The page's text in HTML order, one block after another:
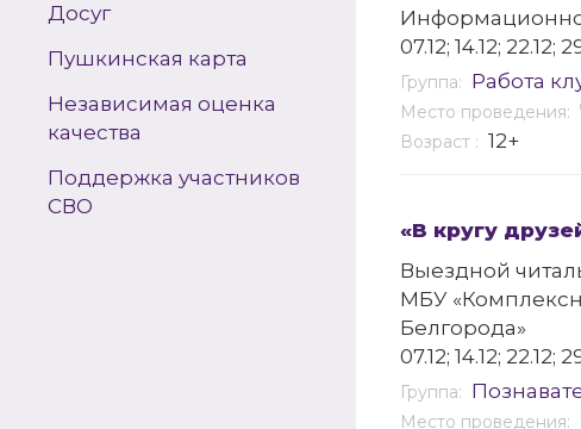
Досуг
Пушкинская карта
Независимая оценка
качества
Поддержка участников
СВО
07.12; 14.12; 22.12;
Группа: Работа
Место проведения:
Возраст : 12+
«В кругу
Выездной
МБУ
Белгорода»
07.12; 14.12; 22.12;
Группа:
Место проведения: